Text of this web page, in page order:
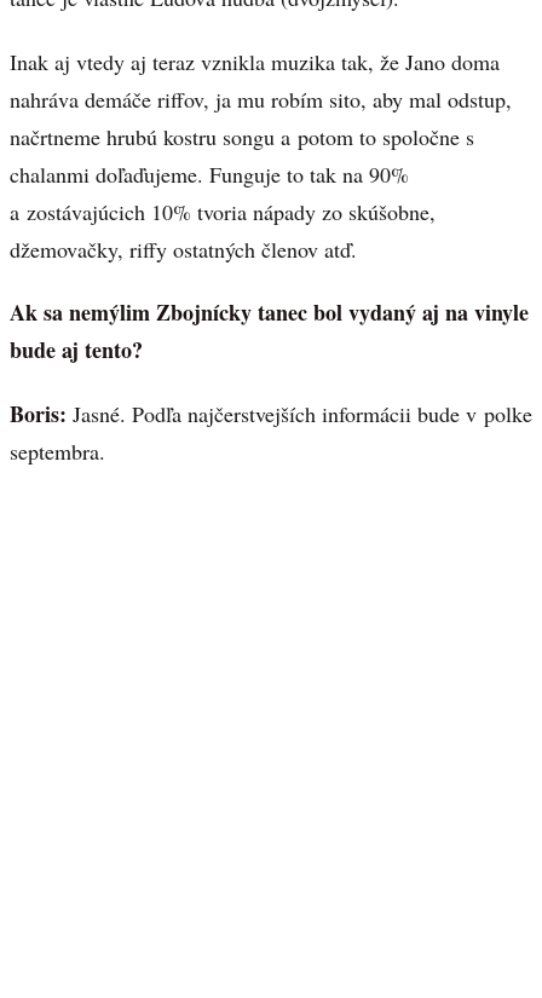
Inak aj vtedy aj teraz vznikla muzika tak, že Jano doma
nahráva demáče riffov, ja mu robím sito, aby mal odstup,
načrtneme hrubú kostru songu a potom to spoločne s
chalanmi doľaďujeme. Funguje to tak na 90%
a zostávajúcich 10% tvoria nápady zo skúšobne,
džemovačky, riffy ostatných členov atď.
Ak sa nemýlim Zbojnícky tanec bol vydaný aj na vinyle
bude aj tento?
Boris: Jasné. Podľa najčerstvejších informácii bude v polke
septembra.